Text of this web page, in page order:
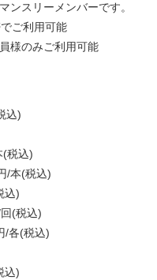
ンスリーメンバーです。
ご利用可能
様のみご利用可能
込)
(税込)
/本(税込)
込)
(税込)
/各(税込)
込)